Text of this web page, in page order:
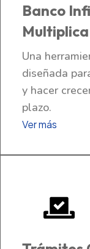
Banco
Una
diseñada
y hacer
plazo.
Ver más